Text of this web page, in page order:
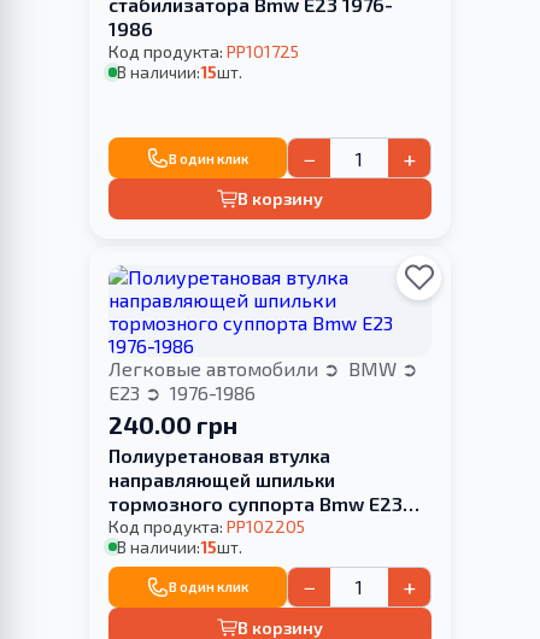
стабилизатора Bmw E23 1976-
1986
Код продукта: PP101725
В наличии:15шт.
В один клик − +
В корзину
Легковые автомобили
BMW
E23
1976-1986
240.00 грн
Полиуретановая втулка
направляющей шпильки
тормозного суппорта Bmw E23
1976-1986
Код продукта: PP102205
В наличии:15шт.
В один клик − +
В корзину